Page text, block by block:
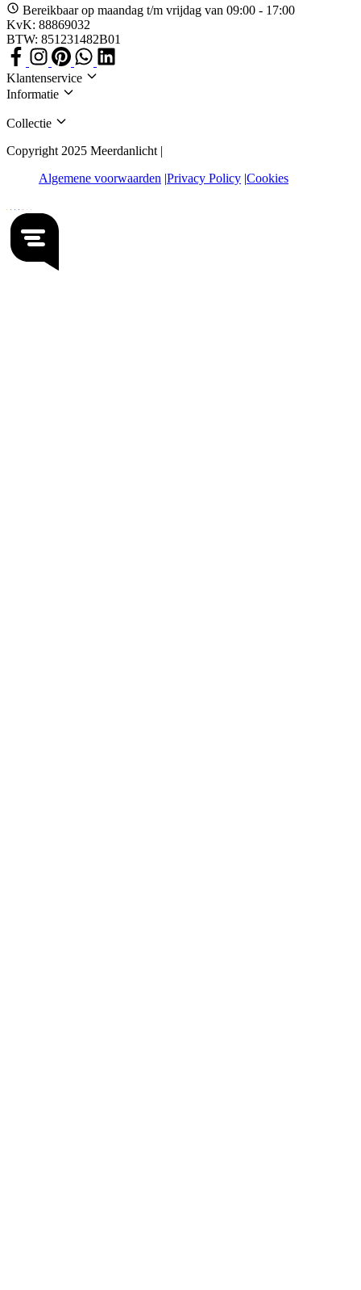
Bereikbaar op maandag t/m vrijdag van 09:00 - 17:00
KvK: 88869032
BTW: 851231482B01
Klantenservice
Informatie
Collectie
Copyright 2025 Meerdanlicht |
Algemene voorwaarden Privacy Policy Cookies